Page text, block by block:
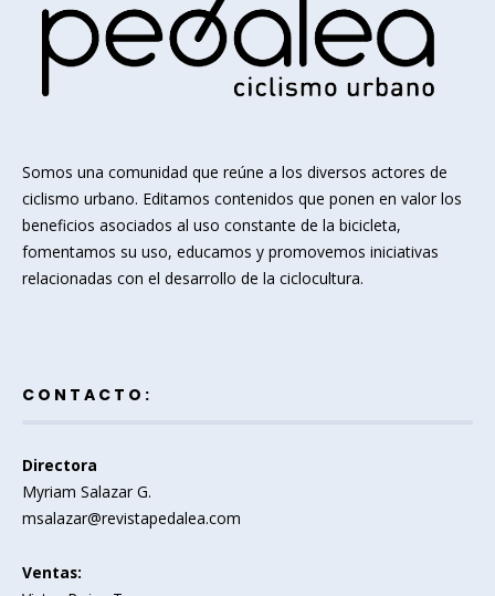
Somos una comunidad que reúne a los diversos actores de
ciclismo urbano. Editamos contenidos que ponen en valor los
beneficios asociados al uso constante de la bicicleta,
fomentamos su uso, educamos y promovemos iniciativas
relacionadas con el desarrollo de la ciclocultura.
CONTACTO:
Directora
Myriam Salazar G.
msalazar@revistapedalea.com
Ventas: